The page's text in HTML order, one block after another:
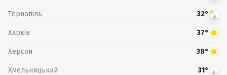
Тернопіль 32°
Харків 37°
Херсон 38°
Хмельницький 31°